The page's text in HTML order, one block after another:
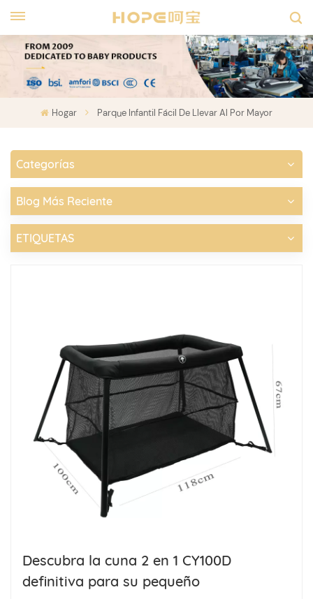
Hogar Parque Infantil Fácil De Llevar Al Por Mayor
Categorías
Blog Más Reciente
ETIQUETAS
Descubra la cuna 2 en 1 CY100D
definitiva para su pequeño